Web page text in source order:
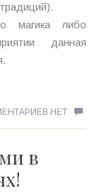
магика либо
данная
НЕТ
в